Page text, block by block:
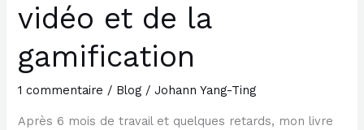
vidéo et de la
gamification
1 commentaire / Blog /Johann Yang-Ting
Après 6 mois de travail et quelques retards, mon livre
le
thème
de
l\’influence
des
jeux